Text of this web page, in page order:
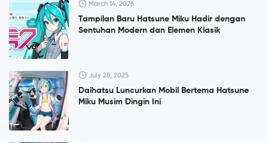
March 14, 2026
Tampilan Baru Hatsune Miku Hadir dengan
Sentuhan Modern dan Elemen Klasik
July 28, 2025
Daihatsu Luncurkan Mobil Bertema Hatsune
Miku Musim Dingin Ini